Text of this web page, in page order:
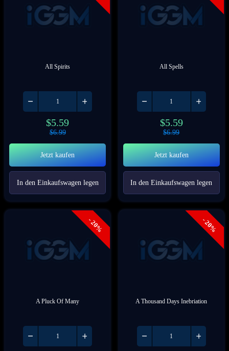
All Spirits
$5.59
$6.99
Jetzt kaufen
In den Einkaufswagen legen
All Spells
$5.59
$6.99
Jetzt kaufen
In den Einkaufswagen legen
- 20%
A Pluck Of Many
- 20%
A Thousand Days Inebriation